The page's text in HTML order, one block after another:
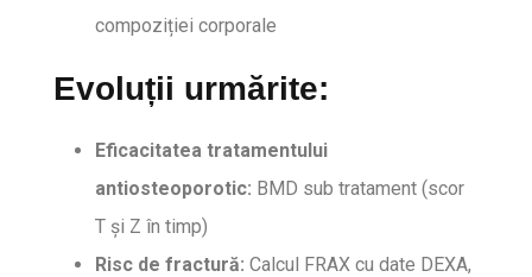
compoziției corporale
Evoluții urmărite:
Eficacitatea tratamentului
antiosteoporotic: BMD sub tratament (scor
T și Z în timp)
Risc de fractură: Calcul FRAX cu date DEXA,